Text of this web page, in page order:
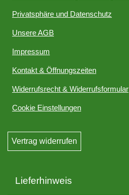
Privatsphäre und Datenschutz
Unsere AGB
Impressum
Kontakt & Öffnungszeiten
Widerrufsrecht & Widerrufsformular
Cookie Einstellungen
Vertrag widerrufen
Lieferhinweis